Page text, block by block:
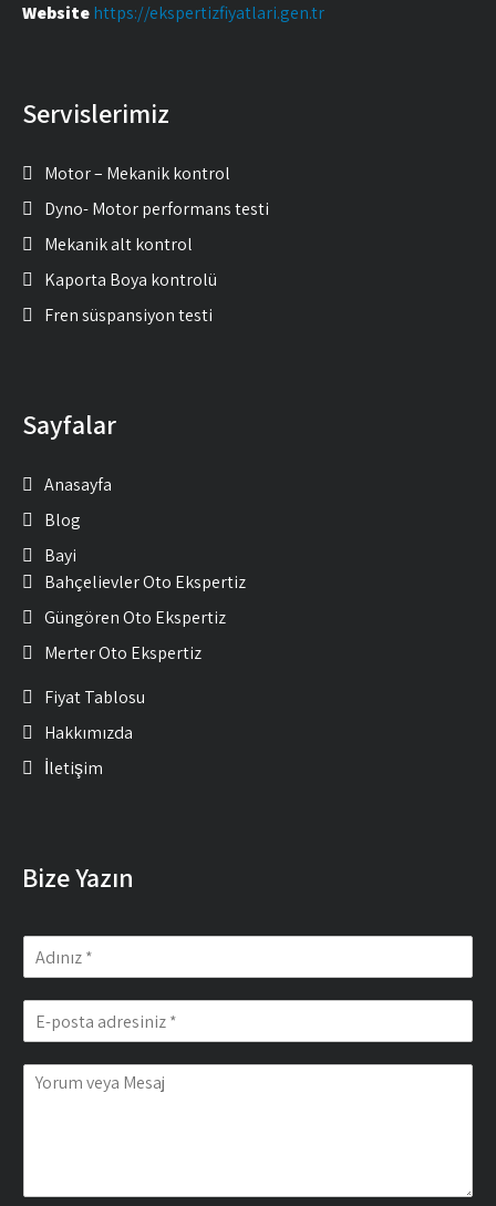
Websitehttps://ekspertizfiyatlari.gen.tr
Servislerimiz
Motor – Mekanik kontrol
Dyno- Motor performans testi
Mekanik alt kontrol
Kaporta Boya kontrolü
Fren süspansiyon testi
Sayfalar
Anasayfa
Blog
Bayi
Bahçelievler Oto Ekspertiz
Güngören Oto Ekspertiz
Merter Oto Ekspertiz
Fiyat Tablosu
Hakkımızda
İletişim
Bize Yazın